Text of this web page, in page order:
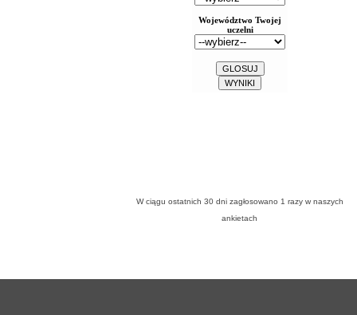
W ciągu ostatnich 30 dni zagłosowano 1 razy w naszych
ankietach